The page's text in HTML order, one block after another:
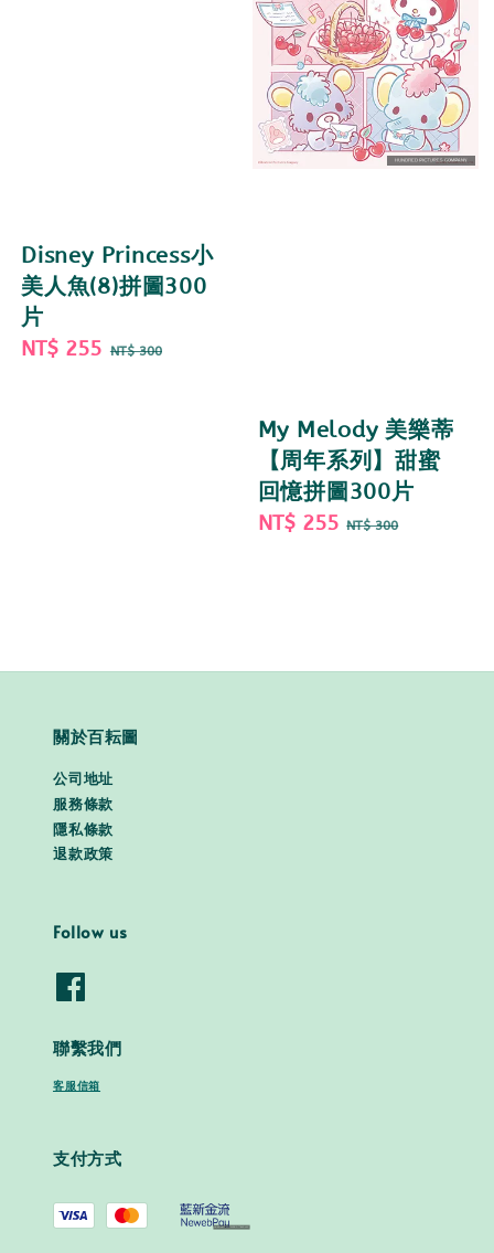
Disney Princess小
美人魚(8)拼圖300
片
Sale
NT$ 255 Regular
NT$ 300
My Melody 美樂蒂
【周年系列】甜蜜
回憶拼圖300片
Sale
NT$ 255 Regular
NT$ 300
關於百耘圖
公司地址
服務條款
隱私條款
退款政策
Follow us
聯繫我們
客服信箱
支付方式